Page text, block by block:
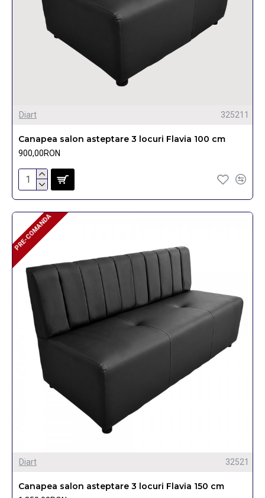
Diart 325211
Canapea salon asteptare 3 locuri Flavia 100 cm
900,00RON
PRE-COMANDA
PRE-COMANDA
Diart 32521
Canapea salon asteptare 3 locuri Flavia 150 cm